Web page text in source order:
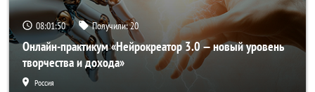
08:01:48 Получили:20
Онлайн-практикум «Нейрокреатор 3.0 — новый уровень
творчества и дохода»
Россия